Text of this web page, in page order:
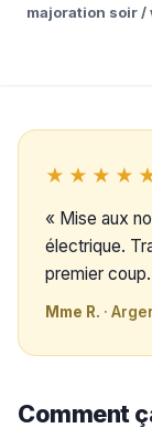
majoration soir /
« Mise aux
électrique.
premier
Mme R. ·
Comment